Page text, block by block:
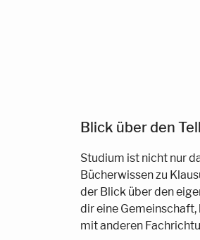
Blick über den
Studium ist nicht nur
Bücherwissen zu
der Blick über den
dir eine
mit anderen